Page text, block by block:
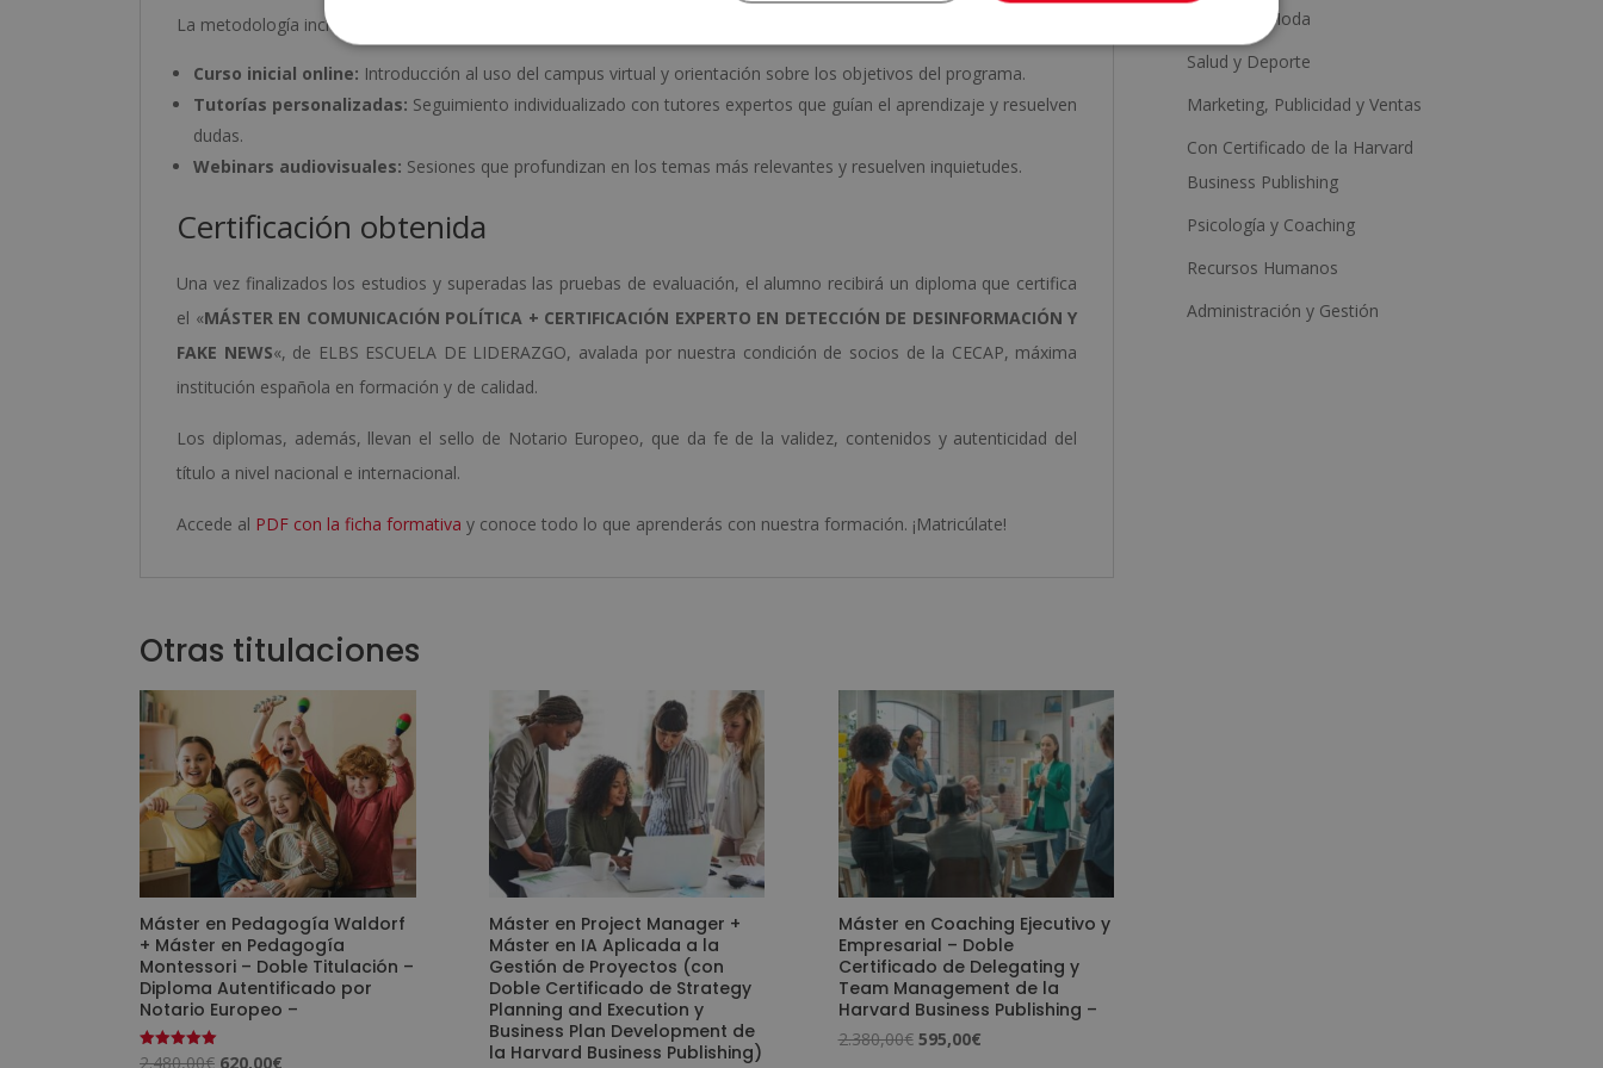
La metodología incluye:
Curso inicial online: Introducción al uso del campus virtual y orientación sobre los objetivos del programa.
Tutorías personalizadas: Seguimiento individualizado con tutores expertos que guían el aprendizaje y resuelven
dudas.
Webinars audiovisuales: Sesiones que profundizan en los temas más relevantes y resuelven inquietudes.
Certificación obtenida
Una vez finalizados los estudios y superadas las pruebas de evaluación, el alumno recibirá un diploma que certifica
el «MÁSTER EN COMUNICACIÓN POLÍTICA + CERTIFICACIÓN EXPERTO EN DETECCIÓN DE DESINFORMACIÓN Y
FAKE NEWS«, de ELBS ESCUELA DE LIDERAZGO, avalada por nuestra condición de socios de la CECAP, máxima
institución española en formación y de calidad.
Los diplomas, además, llevan el sello de Notario Europeo, que da fe de la validez, contenidos y autenticidad del
título a nivel nacional e internacional.
Accede al PDF con la ficha formativa y conoce todo lo que aprenderás con nuestra formación. ¡Matricúlate!
Otras titulaciones
Máster en Pedagogía Waldorf
+ Máster en Pedagogía
Montessori – Doble Titulación –
Diploma Autentificado por
Notario Europeo –
Valorado
2.480,00€ El
620,00€
Máster en Project Manager +
Máster en IA Aplicada a la
Gestión de Proyectos (con
Doble Certificado de Strategy
Planning and Execution y
Business Plan Development de
la Harvard Business Publishing)
Máster en Coaching Ejecutivo y
Empresarial – Doble
Certificado de Delegating y
Team Management de la
Harvard Business Publishing –
2.380,00€ El
595,00€El
Estética y Moda
Salud y Deporte
Marketing, Publicidad y Ventas
Con Certificado de la Harvard
Business Publishing
Psicología y Coaching
Recursos Humanos
Administración y Gestión